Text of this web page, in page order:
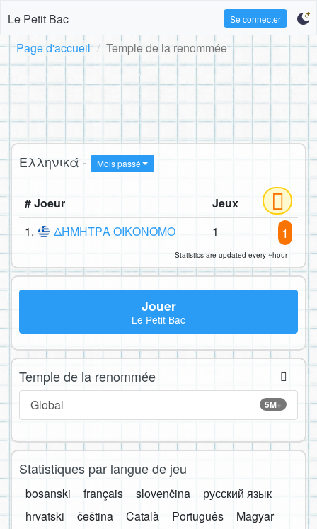
Le Petit Bac Se connecter
Page d'accueil Temple de la renommée
Ελληνικά - Mois passé
# Joeur
Jeux
1.
ΔΉΜΗΤΡΑ ΟΙΚΟΝΌΜΟ 1 1
Statistics are updated every ~hour
Jouer
Le Petit Bac
Temple de la renommée
5M+
Global
Statistiques par langue de jeu
bosanski français slovenčina
русский язык
hrvatski
čeština Català Português
Magyar